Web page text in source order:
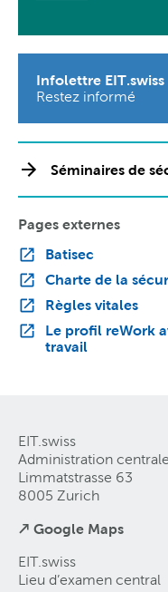
Infolettre EIT.swiss
Restez informé
Séminaires de
Pages externes
Batisec
Charte de la
Règles vitales
Le profil reWork
travail
EIT.swiss
Administration centrale
Limmatstrasse 63
8005 Zurich
↗ Google Maps
EIT.swiss
Lieu d’examen central